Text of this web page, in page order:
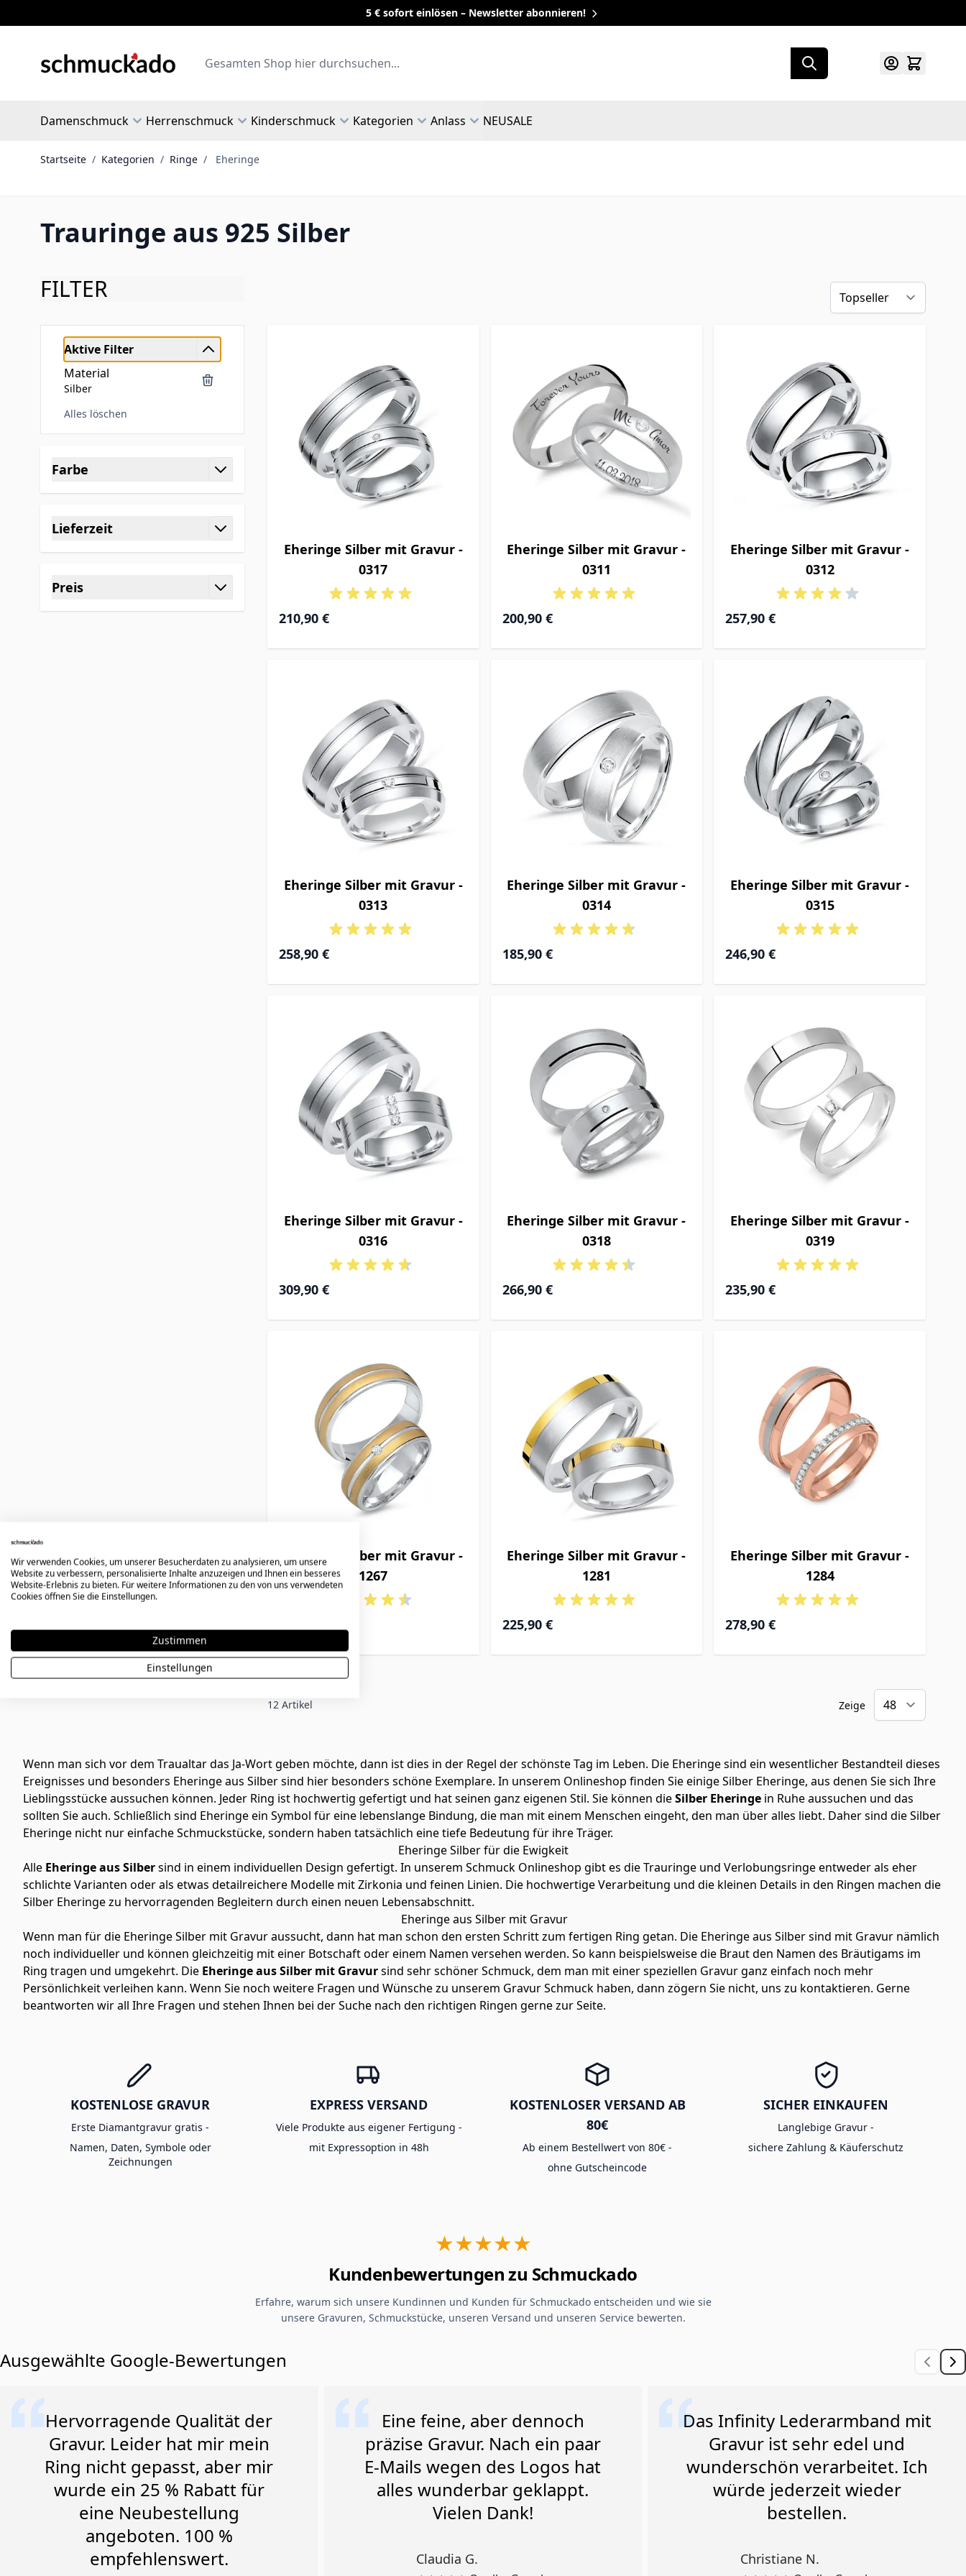
5 € sofort einlösen – Newsletter abonnieren!
Search
Damenschmuck Herrenschmuck Kinderschmuck Kategorien Anlass NEUSALE
Startseite / Kategorien / Ringe / Eheringe
Trauringe aus 925 Silber
FILTER
Aktive Filter
Material
Silber
Alles löschen
Farbe
Lieferzeit
Preis
Eheringe Silber mit Gravur -
0317
210,90 €
Eheringe Silber mit Gravur -
0311
200,90 €
Eheringe Silber mit Gravur -
0312
257,90 €
Eheringe Silber mit Gravur -
0313
258,90 €
Eheringe Silber mit Gravur -
0314
185,90 €
Eheringe Silber mit Gravur -
0315
246,90 €
Eheringe Silber mit Gravur -
0316
309,90 €
Eheringe Silber mit Gravur -
0318
266,90 €
Eheringe Silber mit Gravur -
0319
235,90 €
Eheringe Silber mit Gravur -
1267
Eheringe Silber mit Gravur -
1281
225,90 €
Eheringe Silber mit Gravur -
1284
278,90 €
12 Artikel Zeige
Wenn man sich vor dem Traualtar das Ja-Wort geben möchte, dann ist dies in der Regel der schönste Tag im Leben. Die Eheringe sind ein wesentlicher Bestandteil dieses
Ereignisses und besonders Eheringe aus Silber sind hier besonders schöne Exemplare. In unserem Onlineshop finden Sie einige Silber Eheringe, aus denen Sie sich Ihre
Lieblingsstücke aussuchen können. Jeder Ring ist hochwertig gefertigt und hat seinen ganz eigenen Stil. Sie können dieSilber Eheringe in Ruhe aussuchen und das
sollten Sie auch. Schließlich sind Eheringe ein Symbol für eine lebenslange Bindung, die man mit einem Menschen eingeht, den man über alles liebt. Daher sind die Silber
Eheringe nicht nur einfache Schmuckstücke, sondern haben tatsächlich eine tiefe Bedeutung für ihre Träger.
Eheringe Silber für die Ewigkeit
Alle Eheringe aus Silbersind in einem individuellen Design gefertigt. In unserem Schmuck Onlineshop gibt es die Trauringe und Verlobungsringe entweder als eher
schlichte Varianten oder als etwas detailreichere Modelle mit Zirkonia und feinen Linien. Die hochwertige Verarbeitung und die kleinen Details in den Ringen machen die
Silber Eheringe zu hervorragenden Begleitern durch einen neuen Lebensabschnitt.
Eheringe aus Silber mit Gravur
Wenn man für die Eheringe Silber mit Gravur aussucht, dann hat man schon den ersten Schritt zum fertigen Ring getan. Die Eheringe aus Silber sind mit Gravur nämlich
noch individueller und können gleichzeitig mit einer Botschaft oder einem Namen versehen werden. So kann beispielsweise die Braut den Namen des Bräutigams im
Ring tragen und umgekehrt. Die Eheringe aus Silber mit Gravursind sehr schöner Schmuck, dem man mit einer speziellen Gravur ganz einfach noch mehr
Persönlichkeit verleihen kann. Wenn Sie noch weitere Fragen und Wünsche zu unserem Gravur Schmuck haben, dann zögern Sie nicht, uns zu kontaktieren. Gerne
beantworten wir all Ihre Fragen und stehen Ihnen bei der Suche nach den richtigen Ringen gerne zur Seite.
KOSTENLOSE GRAVUR
Erste Diamantgravur gratis -
Namen, Daten, Symbole oder
Zeichnungen
EXPRESS VERSAND
Viele Produkte aus eigener Fertigung -
mit Expressoption in 48h
KOSTENLOSER VERSAND AB
80€
Ab einem Bestellwert von 80€ -
ohne Gutscheincode
SICHER EINKAUFEN
Langlebige Gravur -
sichere Zahlung & Käuferschutz
★★★★★
Kundenbewertungen zu Schmuckado
Erfahre, warum sich unsere Kundinnen und Kunden für Schmuckado entscheiden und wie sie
unsere Gravuren, Schmuckstücke, unseren Versand und unseren Service bewerten.
Ausgewählte Google-Bewertungen
Hervorragende Qualität der
Gravur. Leider hat mir mein
Ring nicht gepasst, aber mir
wurde ein 25 % Rabatt für
eine Neubestellung
angeboten. 100 %
empfehlenswert.
Eine feine, aber dennoch
präzise Gravur. Nach ein paar
E-Mails wegen des Logos hat
alles wunderbar geklappt.
Vielen Dank!
Claudia G.
Das Infinity Lederarmband mit
Gravur ist sehr edel und
wunderschön verarbeitet. Ich
würde jederzeit wieder
bestellen.
Christiane N.
Wir verwenden Cookies, um unserer Besucherdaten zu analysieren, um unsere
Website zu verbessern, personalisierte Inhalte anzuzeigen und Ihnen ein besseres
Website-Erlebnis zu bieten. Für weitere Informationen zu den von uns verwendeten
Cookies öffnen Sie die Einstellungen.
Zustimmen
Einstellungen